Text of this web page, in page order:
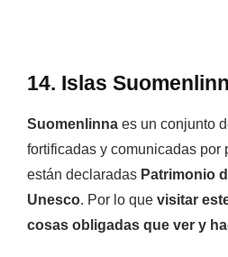
14. Islas
Suomenlinna es un conjunto
fortificadas y comunicadas por
están declaradas Patrimonio
Unesco. Por lo que visitar
cosas obligadas que ver y